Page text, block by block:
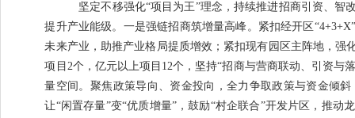
坚定不移强化“项目为王”理念，持续推进招商引资、智
提升产业能级。 一是强链招商筑增量高峰。 紧扣经开区 “4+3+X”
未来产业，助推产业格局提质增效；紧扣现有园区主阵地，
项目 2个，亿元以上项目 12个，坚持“招商与营商联动、引资与
量空间。 聚焦政策导向、资金投向，全力争取政策与资金倾
让“闲置存量”变“优质增量”，鼓励“村企联合”开发片区，推动